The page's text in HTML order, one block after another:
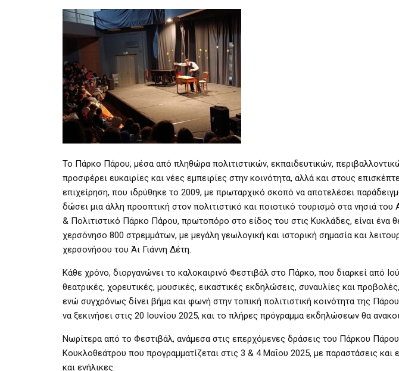
Το Πάρκο Πάρου, μέσα από πληθώρα πολιτιστικών, εκπαιδευτικών,
προσφέρει ευκαιρίες και νέες εμπειρίες στην κοινότητα, αλλά και στους
επιχείρηση, που ιδρύθηκε το 2009, με πρωταρχικό σκοπό να αποτελέσει
δώσει μια άλλη προοπτική στον πολιτιστικό και ποιοτικό τουρισμό στα νησιά του
& Πολιτιστικό Πάρκο Πάρου, πρωτοπόρο στο είδος του στις Κυκλάδες, είναι ένα
χερσόνησο 800 στρεμμάτων, με μεγάλη γεωλογική και ιστορική σημασία και
χερσονήσου του Άι Γιάννη Δέτη.
Κάθε χρόνο, διοργανώνει το καλοκαιρινό Φεστιβάλ στο Πάρκο, που διαρκεί από
θεατρικές, χορευτικές, μουσικές, εικαστικές εκδηλώσεις, συναυλίες και
ενώ συγχρόνως δίνει βήμα και φωνή στην τοπική πολιτιστική κοινότητα της
να ξεκινήσει στις 20 Ιουνίου 2025, και το πλήρες πρόγραμμα εκδηλώσεων θα
Νωρίτερα από το Φεστιβάλ, ανάμεσα στις επερχόμενες δράσεις του Πάρκου
Κουκλοθεάτρου που προγραμματίζεται στις 3 & 4 Μαΐου 2025, με παραστάσεις και
και ενήλικες.